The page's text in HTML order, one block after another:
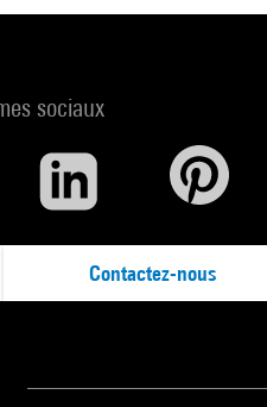
sociaux
Contactez-nous